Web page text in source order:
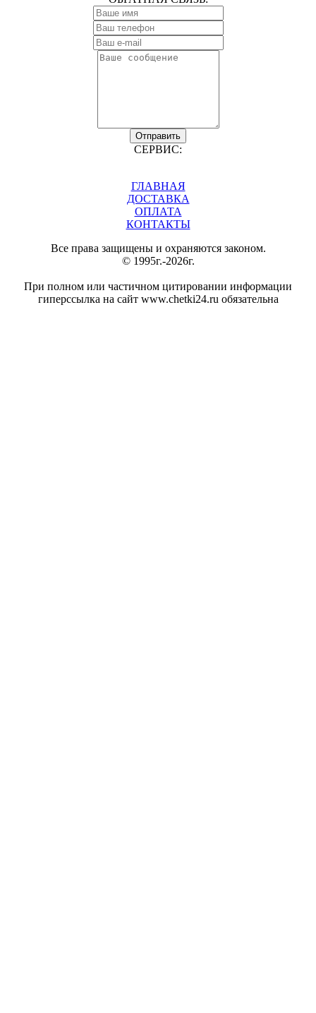
Отправить
СЕРВИС:
ГЛАВНАЯ
ДОСТАВКА
ОПЛАТА
КОНТАКТЫ
Все права защищены и охраняются законом.
© 1995г.-2026г.
При полном или частичном цитировании информации
гиперссылка на сайт www.chetki24.ru обязательна